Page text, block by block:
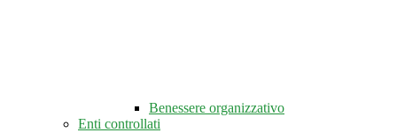
Benessere organizzativo
Enti controllati